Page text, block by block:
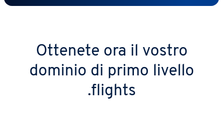
Ottenete ora il vostro
dominio di primo livello
.flights